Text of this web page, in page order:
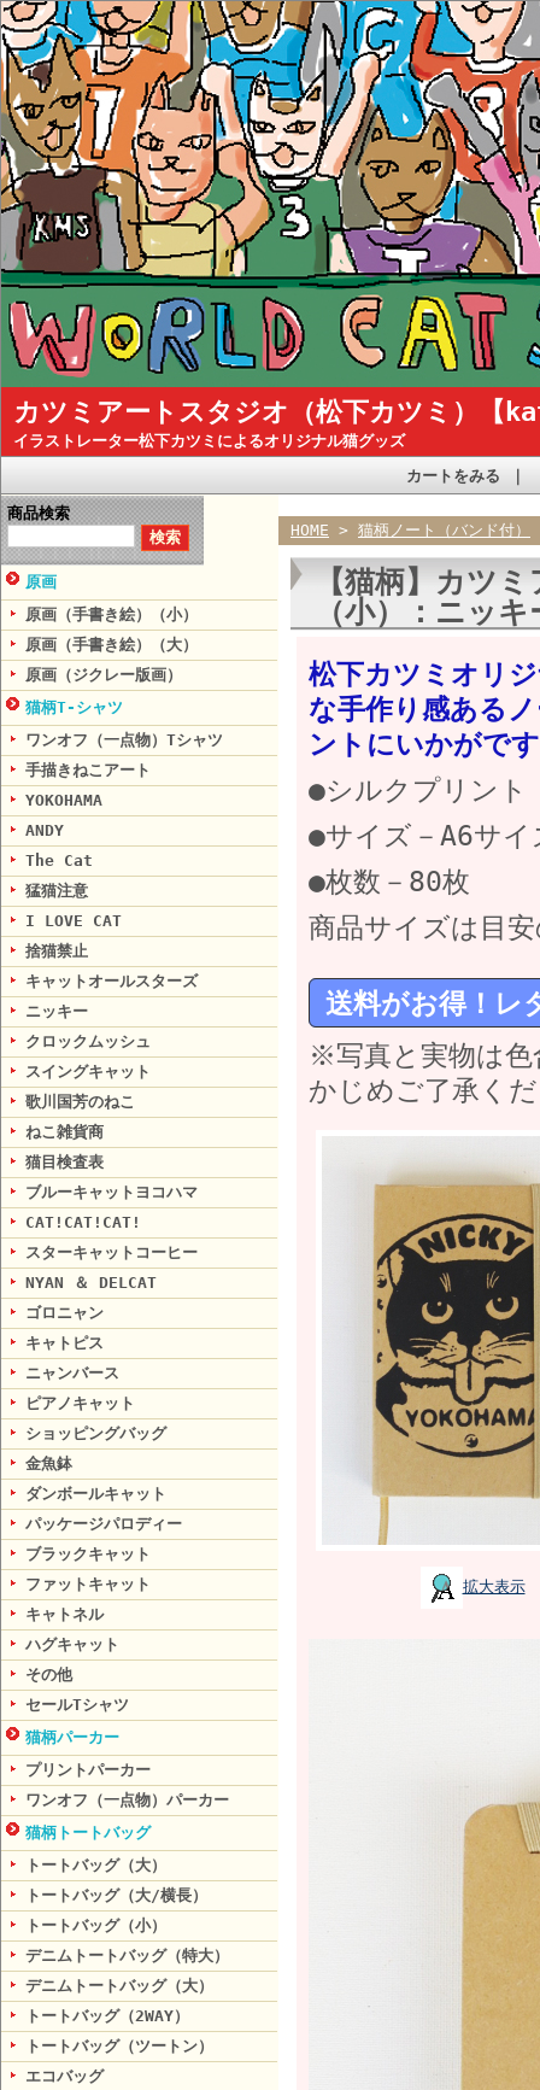
カツミアートスタジオ（松下カツミ）
イラストレーター松下カツミによるオリジナル猫グッズ
カートをみる
商品検索
原画
原画（手書き絵）（小）
原画（手書き絵）（大）
原画（ジクレー版画）
猫柄T-シャツ
ワンオフ（一点物）Tシャツ
手描きねこアート
YOKOHAMA
ANDY
The Cat
猛猫注意
I LOVE CAT
捨猫禁止
キャットオールスターズ
ニッキー
クロックムッシュ
スイングキャット
歌川国芳のねこ
ねこ雑貨商
猫目検査表
ブルーキャットヨコハマ
CAT!CAT!CAT!
スターキャットコーヒー
NYAN ＆ DELCAT
ゴロニャン
キャトピス
ニャンバース
ピアノキャット
ショッピングバッグ
金魚鉢
ダンボールキャット
パッケージパロディー
ブラックキャット
ファットキャット
キャトネル
ハグキャット
その他
セールTシャツ
猫柄パーカー
プリントパーカー
ワンオフ（一点物）パーカー
猫柄トートバッグ
トートバッグ（大）
トートバッグ（大/横長）
トートバッグ（小）
デニムトートバッグ（特大）
デニムトートバッグ（大）
トートバッグ（2WAY）
トートバッグ（ツートン）
エコバッグ
HOME > 猫柄ノート（バンド付）
【猫柄】カツ
（小）：ニッキ
松下カツミオリ
な手作り感ある
ントにいかがで
●シルクプリント
●サイズ－A6サ
●枚数－80枚
商品サイズは目
送料がお得！レ
※写真と実物は
かじめご了承く
拡大表示